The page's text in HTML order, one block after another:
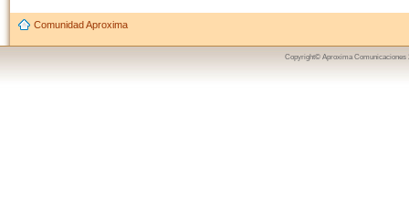
Comunidad Aproxima
Copyright© Aproxima Comunicaciones